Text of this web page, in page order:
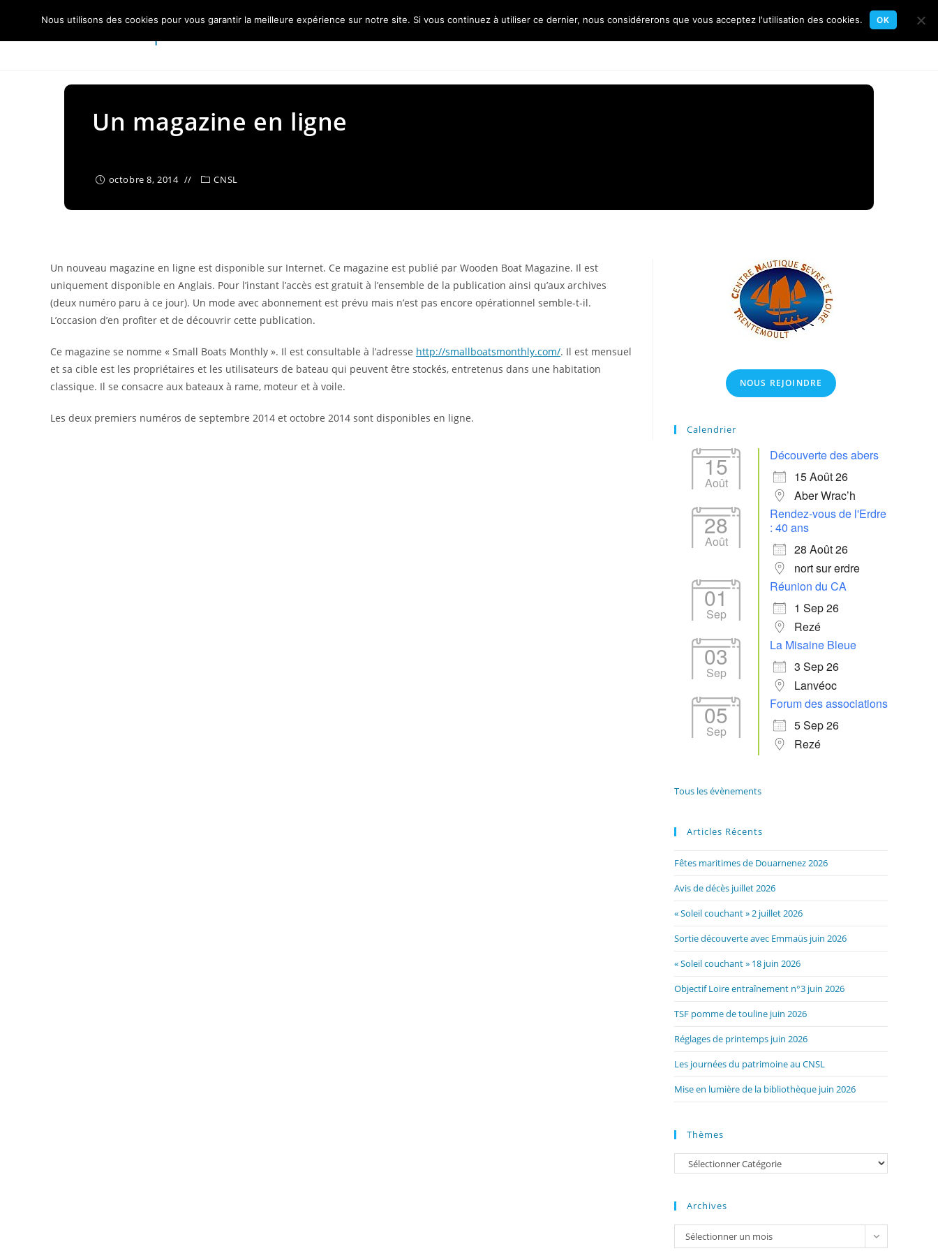
content
Un magazine en ligne
octobre 8, 2014 CNSL
Un nouveau magazine en ligne est disponible sur Internet. Ce magazine est publié par Wooden Boat Magazine. Il est
uniquement disponible en Anglais. Pour l’instant l’accès est gratuit à l’ensemble de la publication ainsi qu’aux archives
(deux numéro paru à ce jour). Un mode avec abonnement est prévu mais n’est pas encore opérationnel semble-t-il.
L’occasion d’en profiter et de découvrir cette publication.
Ce magazine se nomme « Small Boats Monthly ». Il est consultable à l’adresse http://smallboatsmonthly.com/. Il est mensuel
et sa cible est les propriétaires et les utilisateurs de bateau qui peuvent être stockés, entretenus dans une habitation
classique. Il se consacre aux bateaux à rame, moteur et à voile.
Les deux premiers numéros de septembre 2014 et octobre 2014 sont disponibles en ligne.
NOUS REJOINDRE
Calendrier
15
Août
Découverte des abers
15 Août 26
Aber Wrac’h
28
Août
Rendez-vous de l'Erdre
: 40 ans
28 Août 26
nort sur erdre
01
Sep
Réunion du CA
1 Sep 26
Rezé
03
Sep
La Misaine Bleue
3 Sep 26
Lanvéoc
05
Sep
Forum des associations
5 Sep 26
Rezé
Tous les évènements
Articles Récents
Fêtes maritimes de Douarnenez 2026
Avis de décès juillet 2026
« Soleil couchant » 2 juillet 2026
Sortie découverte avec Emmaüs juin 2026
« Soleil couchant » 18 juin 2026
Objectif Loire entraînement n°3 juin 2026
TSF pomme de touline juin 2026
Réglages de printemps juin 2026
Les journées du patrimoine au CNSL
Mise en lumière de la bibliothèque juin 2026
Thèmes
Catégories
Archives
Archives
Sélectionner un mois
Nous utilisons des cookies pour vous garantir la meilleure expérience sur notre site. Si vous continuez à utiliser ce dernier, nous considérerons que vous acceptez l'utilisation des cookies. OK